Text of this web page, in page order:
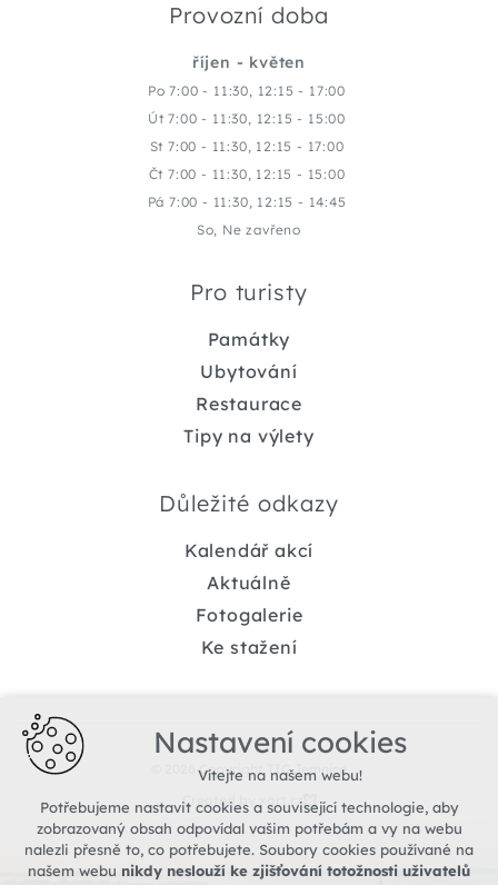
Provozní doba
říjen - květen
Po 7:00 - 11:30, 12:15 - 17:00
Út 7:00 - 11:30, 12:15 - 15:00
St 7:00 - 11:30, 12:15 - 17:00
Čt 7:00 - 11:30, 12:15 - 15:00
Pá 7:00 - 11:30, 12:15 - 14:45
So, Ne zavřeno
Pro turisty
Památky
Ubytování
Restaurace
Tipy na výlety
Důležité odkazy
Kalendář akcí
Aktuálně
Fotogalerie
Ke stažení
© 2026 Copyright TIC Jemnice
Created by xart.cz
Nastavení cookies
Vítejte na našem webu!
Potřebujeme nastavit cookies a související technologie, aby
zobrazovaný obsah odpovídal vašim potřebám a vy na webu
nalezli přesně to, co potřebujete. Soubory cookies používané na
našem webu nikdy neslouží ke zjišťování totožnosti uživatelů